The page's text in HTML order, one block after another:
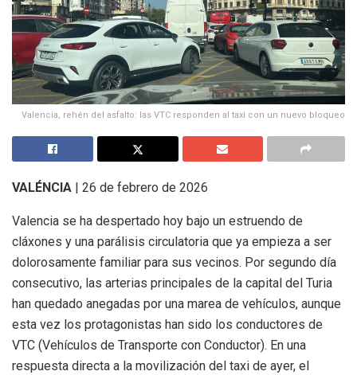
Valencia, rehén del asfalto: las VTC responden al taxi con un nuevo bloqueo
VALÉNCIA | 26 de febrero de 2026
Valencia se ha despertado hoy bajo un estruendo de
cláxones y una parálisis circulatoria que ya empieza a ser
dolorosamente familiar para sus vecinos. Por segundo día
consecutivo, las arterias principales de la capital del Turia
han quedado anegadas por una marea de vehículos, aunque
esta vez los protagonistas han sido los conductores de
VTC (Vehículos de Transporte con Conductor). En una
respuesta directa a la movilización del taxi de ayer, el